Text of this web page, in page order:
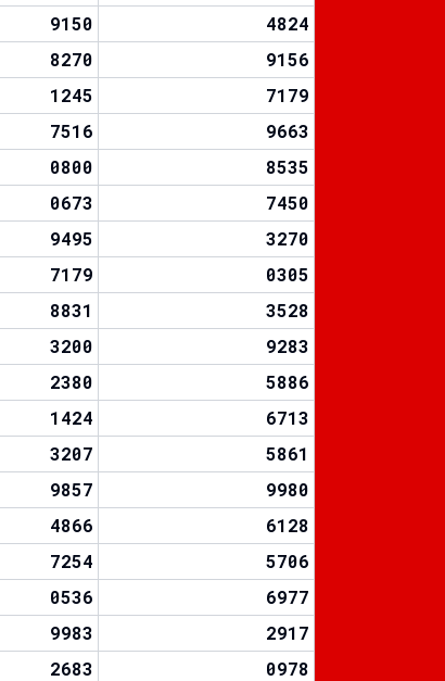
9150
4824
8270
9156
1245
7179
7516
9663
0800
8535
0673
7450
9495
3270
7179
0305
8831
3528
3200
9283
2380
5886
1424
6713
3207
5861
9857
9980
4866
6128
7254
5706
0536
6977
9983
2917
2683
0978